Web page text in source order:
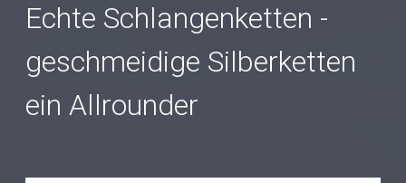
Echte Schlangenketten -
geschmeidige Silberketten
ein Allrounder